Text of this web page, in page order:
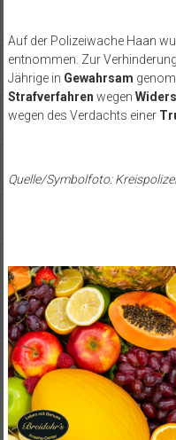
Auf der Polizeiwache Haan
entnommen. Zur
Jährige in Gewahrsam
Strafverfahren wegen
wegen des Verdachts einer
Quelle/Symbolfoto: